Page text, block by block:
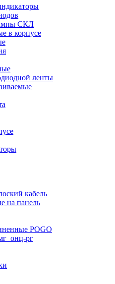
СКЛ
в корпусе
ленты
кабель
на панель
POGO
рг